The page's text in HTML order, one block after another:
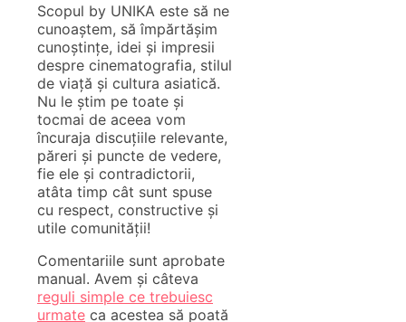
Scopul by UNIKA este să ne
cunoaștem, să împărtășim
cunoștințe, idei și impresii
despre cinematografia, stilul
de viață și cultura asiatică.
Nu le știm pe toate și
tocmai de aceea vom
încuraja discuțiile relevante,
păreri și puncte de vedere,
fie ele și contradictorii,
atâta timp cât sunt spuse
cu respect, constructive și
utile comunității!
Comentariile sunt aprobate
manual. Avem și câteva
reguli simple ce trebuiesc
urmate ca acestea să poată